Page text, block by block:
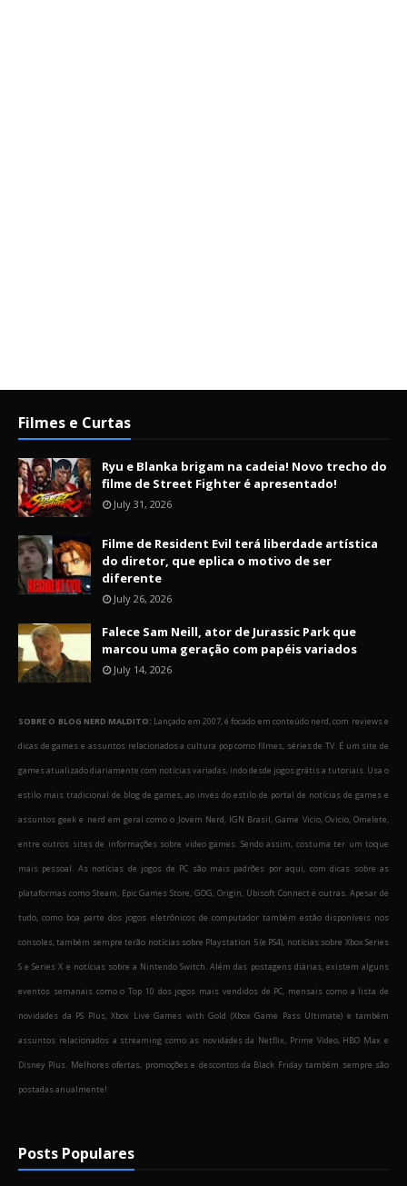
Filmes e Curtas
Ryu e Blanka brigam na cadeia! Novo trecho do
filme de Street Fighter é apresentado!
July 31, 2026
Filme de Resident Evil terá liberdade artística
do diretor, que eplica o motivo de ser
diferente
July 26, 2026
Falece Sam Neill, ator de Jurassic Park que
marcou uma geração com papéis variados
July 14, 2026
SOBRE O BLOG NERD MALDITO: Lançado em 2007, é focado em conteúdo nerd, com reviews e
dicas de games e assuntos relacionados a cultura pop como filmes, séries de TV. É um site de
games atualizado diariamente com notícias variadas, indo desde jogos grátis a tutoriais. Usa o
estilo mais tradicional de blog de games, ao invés do estilo de portal de notícias de games e
assuntos geek e nerd em geral como o Jovem Nerd, IGN Brasil, Game Vicio, Ovicio, Omelete,
entre outros sites de informações sobre video games. Sendo assim, costuma ter um toque
mais pessoal. As notícias de jogos de PC são mais padrões por aqui, com dicas sobre as
plataformas como Steam, Epic Games Store, GOG, Origin, Ubisoft Connect e outras. Apesar de
tudo, como boa parte dos jogos eletrônicos de computador também estão disponíveis nos
consoles, também sempre terão notícias sobre Playstation 5 (e PS4), notícias sobre Xbox Series
S e Series X e notícias sobre a Nintendo Switch. Além das postagens diárias, existem alguns
eventos semanais como o Top 10 dos jogos mais vendidos de PC, mensais como a lista de
novidades da PS Plus, Xbox Live Games with Gold (Xbox Game Pass Ultimate) e também
assuntos relacionados a streaming como as novidades da Netflix, Prime Video, HBO Max e
Disney Plus. Melhores ofertas, promoções e descontos da Black Friday também sempre são
postadas anualmente!
Posts Populares